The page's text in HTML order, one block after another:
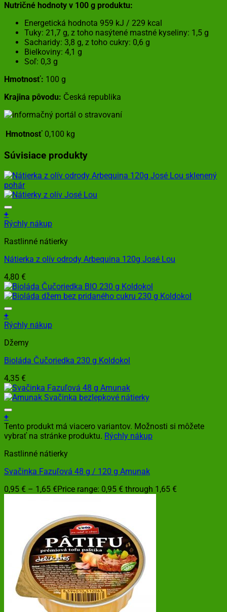
Nutričné hodnoty v 100 g produktu:
Energetická hodnota 959 kJ / 229 kcal
Tuky: 21,7 g, z toho nasýtené mastné kyseliny: 1,5 g
Sacharidy: 3,8 g, z toho cukry: 0,6 g
Bielkoviny: 4,1 g
Soľ: 0,3 g
Hmotnosť: 100 g
Krajina pôvodu: Česká republika
Hmotnosť 0,100 kg
Súvisiace produkty
+
Rýchly nákup
Rastlinné nátierky
Nátierka z olív odrody Arbequina 120g José Lou
4,80 €
+
Rýchly nákup
Džemy
Bioláda Čučoriedka 230 g Koldokol
4,35 €
+
Tento produkt má viacero variantov. Možnosti si môžete
vybrať na stránke produktu. Rýchly nákup
Rastlinné nátierky
Svačinka Fazuľová 48 g / 120 g Amunak
0,95 € – 1,65 €Price range: 0,95 € through 1,65 €